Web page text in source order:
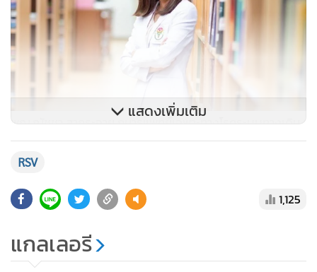
พญ.ณัชชา สากระจาย กุมารแพทย์เฉพาะทางโรคระบบทางเดิน
หายใจเด็ก รพ.พริ้นซ์ อุบลราชธานี
งานแล้ว
พญ.ณัชชา กล่าวว่า ปกติอาการแสดงทางคลินิกของผู้ป่วยติด
เชื้อ RSV มีความแตกต่างกันไปตามวัย หากเกิดในผู้ใหญ่ที่เป็น
แสดงเพิ่มเติม
RSV
1,125
แกลเลอรี